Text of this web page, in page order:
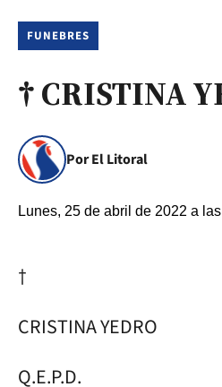
FUNEBRES
† CRISTINA
Por El Litoral
Lunes, 25 de abril de 2022 a
†
CRISTINA YEDRO
Q.E.P.D.